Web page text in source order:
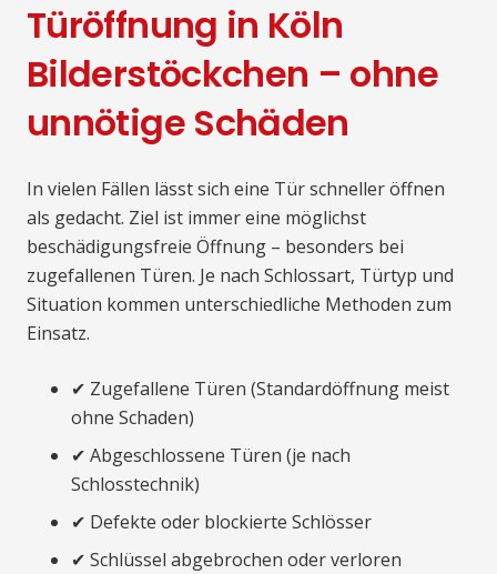
Türöffnung in Köln
Bilderstöckchen – ohne
unnötige Schäden
In vielen Fällen lässt sich eine Tür schneller öffnen
als gedacht. Ziel ist immer eine möglichst
beschädigungsfreie Öffnung – besonders bei
zugefallenen Türen. Je nach Schlossart, Türtyp und
Situation kommen unterschiedliche Methoden zum
Einsatz.
✔ Zugefallene Türen (Standardöffnung meist
ohne Schaden)
✔ Abgeschlossene Türen (je nach
Schlosstechnik)
✔ Defekte oder blockierte Schlösser
✔ Schlüssel abgebrochen oder verloren